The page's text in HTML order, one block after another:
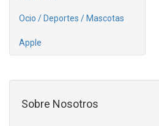
Ocio / Deportes / Mascotas
Apple
Sobre Nosotros